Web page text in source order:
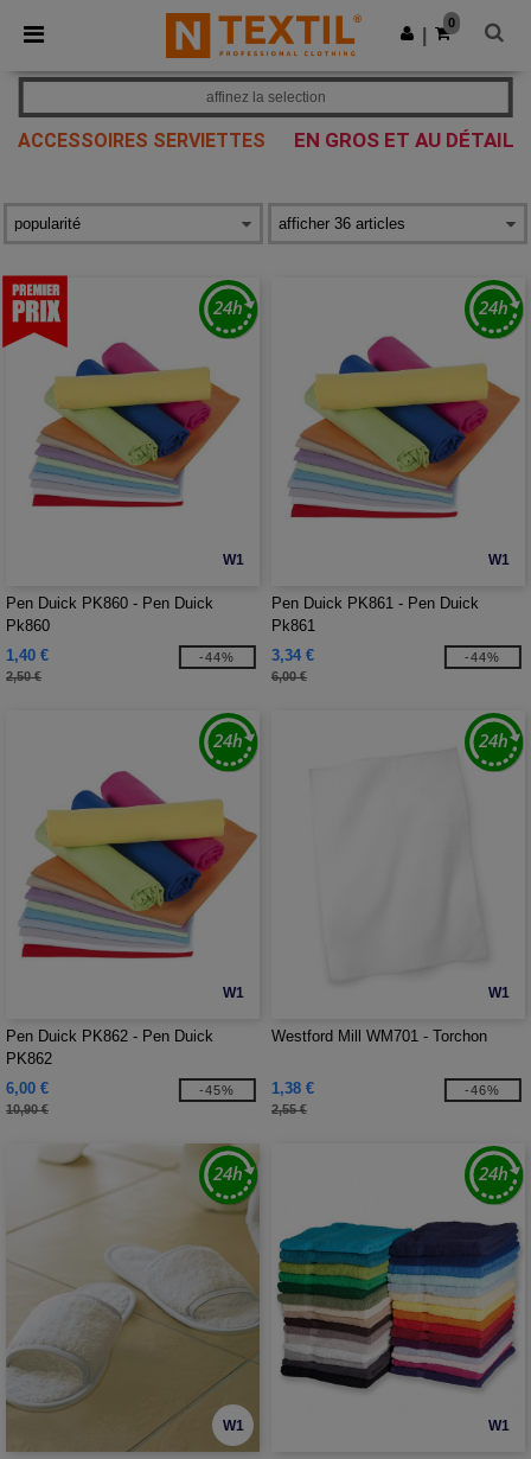
× Appli Ntextil
Meilleurs prix sur l’app !
Obtenir l'appli
0
ACCESSOIRES SERVIETTES EN GROS ET AU DÉTAIL
affinez la selection
W1
Pen Duick PK860 - Pen Duick
Pk860
1,40 €
2,50 €
-44%
W1
Pen Duick PK861 - Pen Duick
Pk861
3,34 €
6,00 €
-44%
W1
Pen Duick PK862 - Pen Duick
PK862
6,00 €
10,90 €
-45%
W1
Westford Mill WM701 - Torchon
1,38 €
2,55 €
-46%
W1 W1